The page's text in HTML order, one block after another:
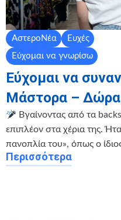
ΑστεροΝέα
Ευχές
Εύχομαι να γνωρίσω
Εύχομαι να
Μάστορα –
Βγαίνοντας από τα
επιπλέον στα χέρια της.
πανοπλία του», όπως ο
Περισσότερα